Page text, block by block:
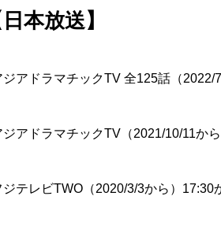
日本放送】
ジアドラマチックTV 全125話（
ジアドラマチックTV（2021/10/11か
ジテレビTWO（2020/3/3から）17:30